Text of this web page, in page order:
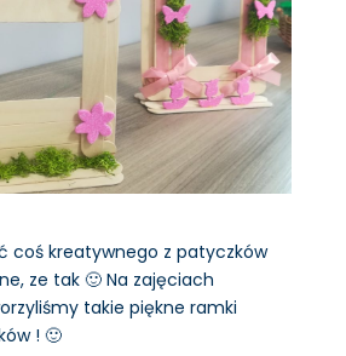
coś kreatywnego z patyczków
ze tak 🙂 Na zajęciach
takie piękne ramki
! 🙂